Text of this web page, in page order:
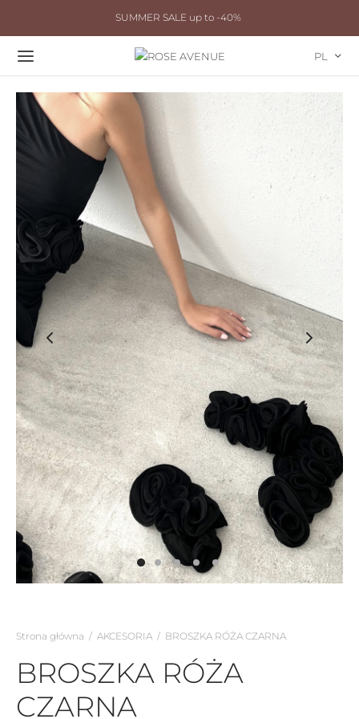
SUMMER SALE up to -40%
PL
Strona główna / AKCESORIA / BROSZKA RÓŻA CZARNA
BROSZKA RÓŻA
CZARNA